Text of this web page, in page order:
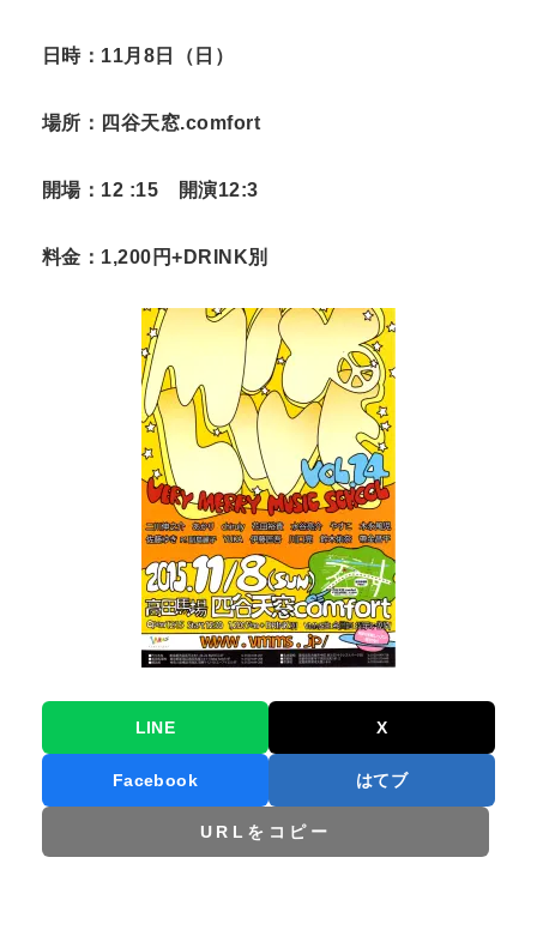
日時：11月8日（日）
場所：四谷天窓.comfort
開場：12 :15 開演12:3
料金：1,200円+DRINK別
LINE X
Facebook はてブ
URLをコピー